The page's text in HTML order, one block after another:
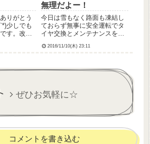
りがとう
少しでも
す。改め
いはじめ
寺です。
るつ...
無理だよー！
今日は雪もなく路面も凍結し
ておらず無事に安全運転でタ
イヤ交換とメンテナンスを受
はリーダーです😭無理です💔
いんじゃ…戦わなければ 勝て
ないうわーん！｡ﾟヽ（ﾟ｀Д´...
2016/11/10(木) 23:11
ぜひお気軽に☆
コメントを書き込む